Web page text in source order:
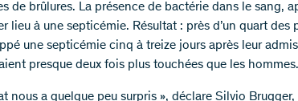
de brûlures. La présence de bactérie dans le sang,
lieu à une septicémie. Résultat : près d’un quart des
une septicémie cinq à treize jours après leur
presque deux fois plus touchées que les hommes.
nous a quelque peu surpris », déclare Silvio